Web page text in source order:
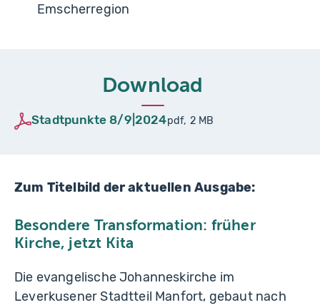
Emscherregion
Download
Stadtpunkte 8/9|2024pdf, 2 MB
Zum Titelbild der aktuellen Ausgabe:
Besondere Transformation: früher
Kirche, jetzt Kita
Die evangelische Johanneskirche im
Leverkusener Stadtteil Manfort, gebaut nach